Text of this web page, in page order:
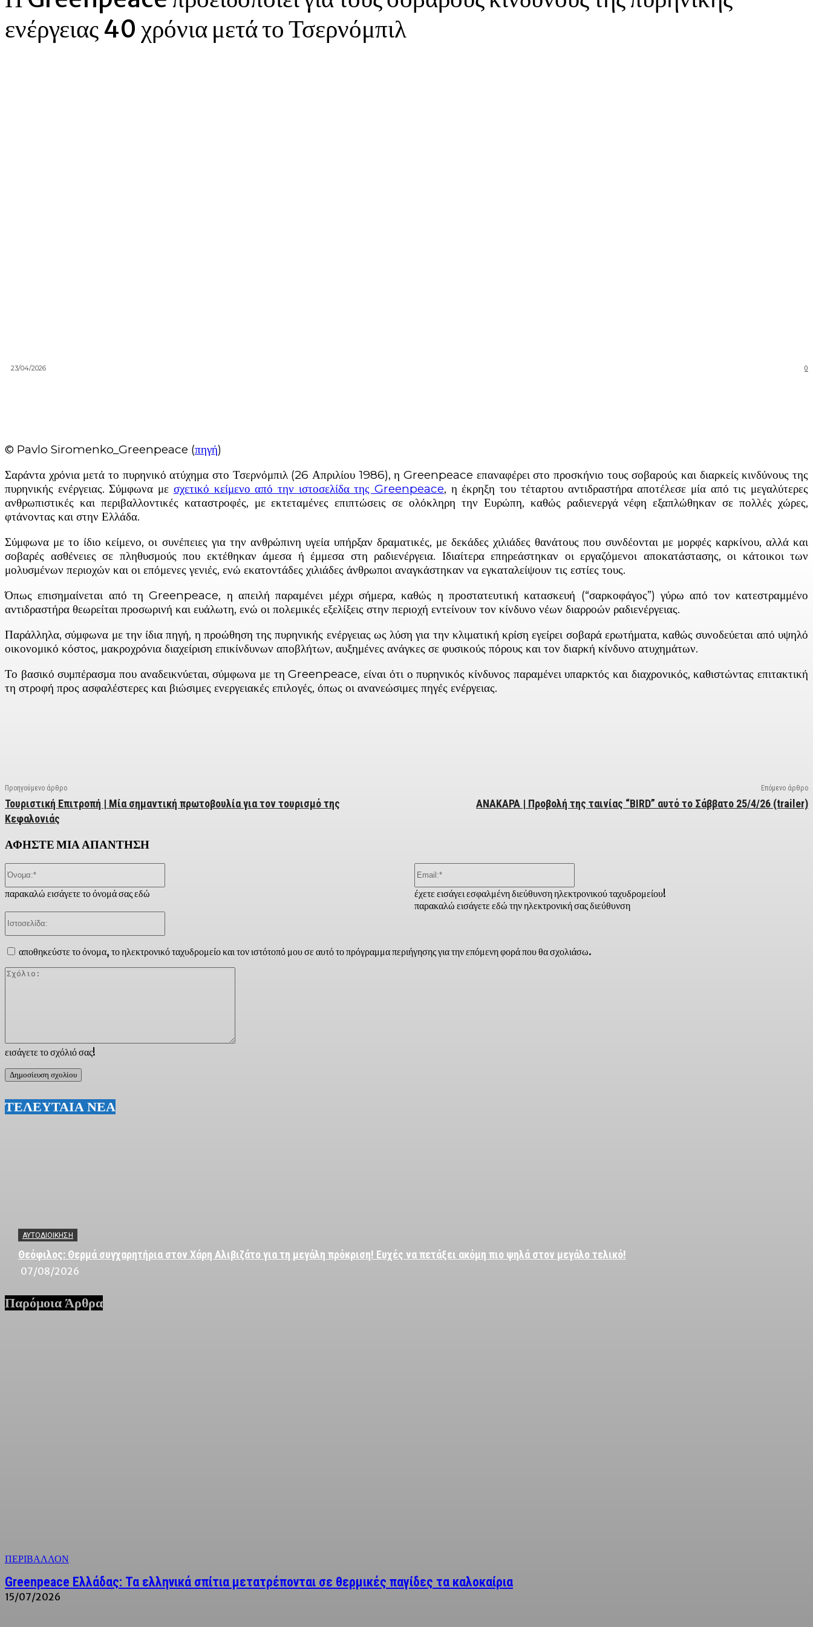
ενέργειας 40 χρόνια μετά το Τσερνόμπιλ
0
23/04/2026
© Pavlo Siromenko_Greenpeace (πηγή)
Σαράντα χρόνια μετά το πυρηνικό ατύχημα στο Τσερνόμπιλ (26 Απριλίου 1986), η Greenpeace επαναφέρει στο προσκήνιο τους σοβαρούς και διαρκείς κινδύνους της
πυρηνικής ενέργειας. Σύμφωνα με σχετικό κείμενο από την ιστοσελίδα της Greenpeace, η έκρηξη του τέταρτου αντιδραστήρα αποτέλεσε μία από τις μεγαλύτερες
ανθρωπιστικές και περιβαλλοντικές καταστροφές, με εκτεταμένες επιπτώσεις σε ολόκληρη την Ευρώπη, καθώς ραδιενεργά νέφη εξαπλώθηκαν σε πολλές χώρες,
φτάνοντας και στην Ελλάδα.
Σύμφωνα με το ίδιο κείμενο, οι συνέπειες για την ανθρώπινη υγεία υπήρξαν δραματικές, με δεκάδες χιλιάδες θανάτους που συνδέονται με μορφές καρκίνου, αλλά και
σοβαρές ασθένειες σε πληθυσμούς που εκτέθηκαν άμεσα ή έμμεσα στη ραδιενέργεια. Ιδιαίτερα επηρεάστηκαν οι εργαζόμενοι αποκατάστασης, οι κάτοικοι των
μολυσμένων περιοχών και οι επόμενες γενιές, ενώ εκατοντάδες χιλιάδες άνθρωποι αναγκάστηκαν να εγκαταλείψουν τις εστίες τους.
Όπως επισημαίνεται από τη Greenpeace, η απειλή παραμένει μέχρι σήμερα, καθώς η προστατευτική κατασκευή (“σαρκοφάγος”) γύρω από τον κατεστραμμένο
αντιδραστήρα θεωρείται προσωρινή και ευάλωτη, ενώ οι πολεμικές εξελίξεις στην περιοχή εντείνουν τον κίνδυνο νέων διαρροών ραδιενέργειας.
Παράλληλα, σύμφωνα με την ίδια πηγή, η προώθηση της πυρηνικής ενέργειας ως λύση για την κλιματική κρίση εγείρει σοβαρά ερωτήματα, καθώς συνοδεύεται από υψηλό
οικονομικό κόστος, μακροχρόνια διαχείριση επικίνδυνων αποβλήτων, αυξημένες ανάγκες σε φυσικούς πόρους και τον διαρκή κίνδυνο ατυχημάτων.
Το βασικό συμπέρασμα που αναδεικνύεται, σύμφωνα με τη Greenpeace, είναι ότι ο πυρηνικός κίνδυνος παραμένει υπαρκτός και διαχρονικός, καθιστώντας επιτακτική
τη στροφή προς ασφαλέστερες και βιώσιμες ενεργειακές επιλογές, όπως οι ανανεώσιμες πηγές ενέργειας.
Προηγούμενο άρθρο
Τουριστική Επιτροπή | Μία σημαντική πρωτοβουλία για τον τουρισμό της
Κεφαλονιάς
Επόμενο άρθρο
ΑΝΑΚΑΡΑ | Προβολή της ταινίας “BIRD” αυτό το Σάββατο 25/4/26 (trailer)
ΑΦΗΣΤΕ ΜΙΑ ΑΠΑΝΤΗΣΗ
εισάγετε το σχόλιό σας!
παρακαλώ εισάγετε το όνομά σας εδώ
έχετε εισάγει εσφαλμένη διεύθυνση ηλεκτρονικού ταχυδρομείου!
παρακαλώ εισάγετε εδώ την ηλεκτρονική σας διεύθυνση
αποθηκεύστε το όνομα, το ηλεκτρονικό ταχυδρομείο και τον ιστότοπό μου σε αυτό το πρόγραμμα περιήγησης για την επόμενη φορά που θα σχολιάσω.
ΤΕΛΕΥΤΑΙΑ ΝΕΑ
ΑΥΤΟΔΙΟΙΚΗΣΗ
Θεόφιλος: Θερμά συγχαρητήρια στον Χάρη Αλιβιζάτο για τη μεγάλη πρόκριση! Ευχές να πετάξει ακόμη πιο ψηλά στον μεγάλο τελικό!
07/08/2026
Παρόμοια Άρθρα
ΠΕΡΙΒΑΛΛΟΝ
Greenpeace Ελλάδας: Τα ελληνικά σπίτια μετατρέπονται σε θερμικές παγίδες τα καλοκαίρια
15/07/2026